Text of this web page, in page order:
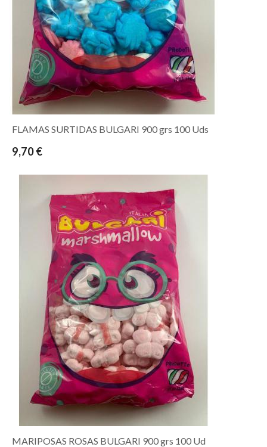
FLAMAS SURTIDAS BULGARI 900 grs 100 Uds
9,70 €
MARIPOSAS ROSAS BULGARI 900 grs 100 Ud